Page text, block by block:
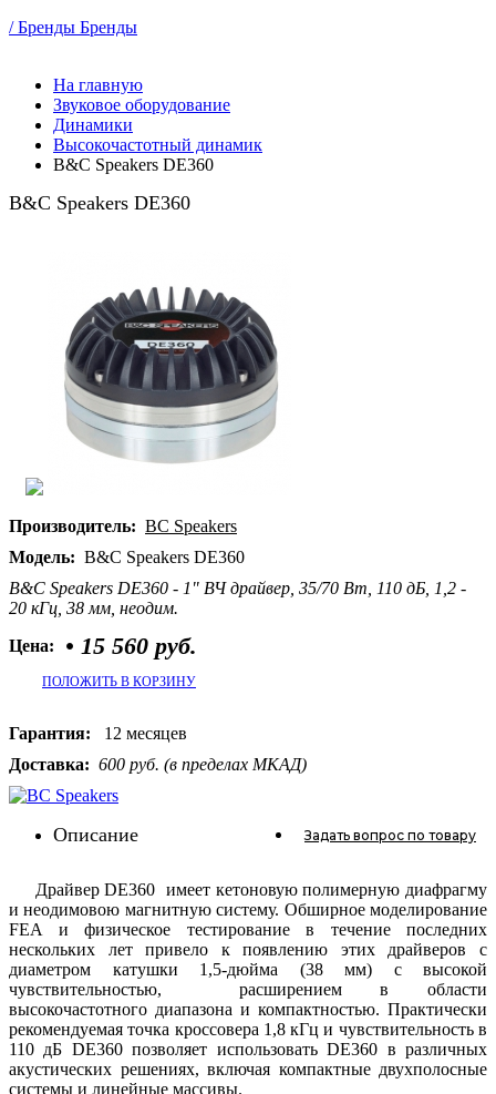
/ Бренды Бренды
На главную
Звуковое оборудование
Динамики
Высокочастотный динамик
B&C Speakers DE360
B&C Speakers DE360
Производитель: BC Speakers
Модель: B&C Speakers DE360
B&C Speakers DE360 - 1" ВЧ драйвер, 35/70 Вт, 110 дБ, 1,2 -
20 кГц, 38 мм, неодим.
Цена:
• 15 560 руб.
ПОЛОЖИТЬ В КОРЗИНУ
Гарантия: 12 месяцев
Доставка: 600 руб. (в пределах МКАД)
Описание Задать вопрос по товару
Драйвер DE360 имеет кетоновую полимерную диафрагму
и неодимовою магнитную систему. Обширное моделирование
FEA и физическое тестирование в течение последних
нескольких лет привело к появлению этих драйверов с
диаметром катушки 1,5-дюйма (38 мм) с высокой
чувствительностью, расширением в области
высокочастотного диапазона и компактностью. Практически
рекомендуемая точка кроссовера 1,8 кГц и чувствительность в
110 дБ DE360 позволяет использовать DE360 в различных
акустических решениях, включая компактные двухполосные
системы и линейные массивы.